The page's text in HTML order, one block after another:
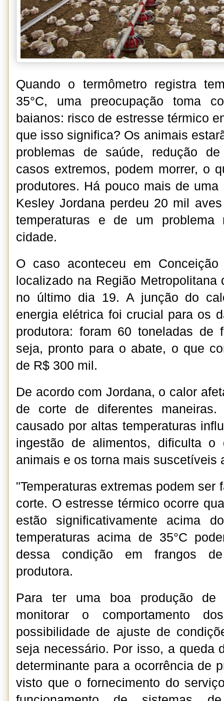
Quando o termômetro registra
35°C, uma preocupação toma
baianos: risco de estresse térmico
que isso significa? Os animais
problemas de saúde, redução
casos extremos, podem morrer, o
produtores. Há pouco mais de uma
Kesley Jordana perdeu 20 mil
temperaturas e de um
cidade.
O caso aconteceu em
localizado na Região
no último dia 19. A junção do
energia elétrica foi crucial para os
produtora: foram 60 toneladas de
seja, pronto para o abate, o que
de R$ 300 mil.
De acordo com Jordana, o calor
de corte de diferentes
causado por altas temperaturas
ingestão de alimentos, dificulta
animais e os torna mais suscetíveis
"Temperaturas extremas podem ser
corte. O estresse térmico ocorre
estão significativamente acima
temperaturas acima de 35°C
dessa condição em frangos
produtora.
Para ter uma boa produção de
monitorar o comportamento
possibilidade de ajuste de
seja necessário. Por isso, a queda
determinante para a ocorrência de
visto que o fornecimento do